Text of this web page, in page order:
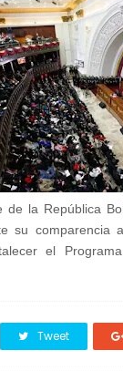
de la República
su comparencia
el
Tweet